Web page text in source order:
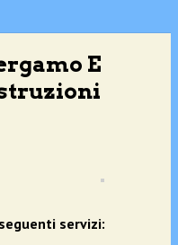
E
servizi: